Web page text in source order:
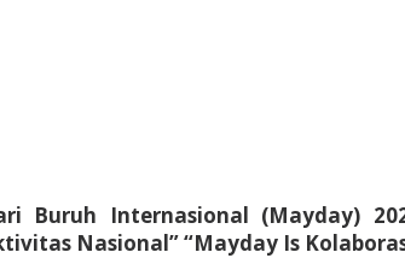
Buruh Internasional (Mayday)
Nasional” “Mayday Is